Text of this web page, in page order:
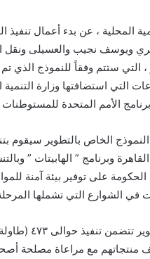
المحلية ، عن بدء أعمال تنفيذ
ويوسف نجيب والعسيلى ونقل
، التي ستتم وفقاً للنموذج الذي
التي استضافتها وزارة
الأمم المتحدة للمستوطنات
الخاص بالتطوير سيقوم
وبرنامج ” الهابيتات ”
على توفير بيئة آمنة
الشوارع التي تشملها
وأوضحت
منتجاتهم مع مراعاة مصلحة